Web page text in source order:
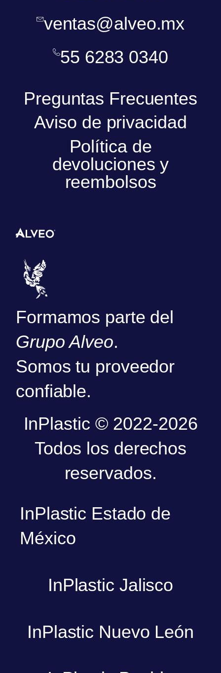
ventas@alveo.mx
55 6283 0340
Preguntas Frecuentes
Aviso de privacidad
Política de
devoluciones y
reembolsos
Formamos parte del
Grupo Alveo.
Somos tu proveedor
confiable.
InPlastic © 2022-2026
Todos los derechos
reservados.
InPlastic Estado de
México
InPlastic Jalisco
InPlastic Nuevo León